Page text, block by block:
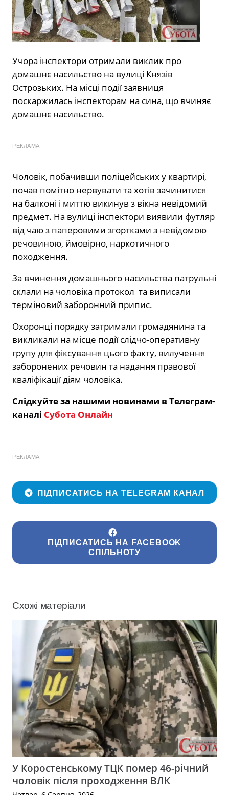
Учора інспектори отримали виклик про
домашнє насильство на вулиці Князів
Острозьких. На місці події заявниця
поскаржилась інспекторам на сина, що вчиняє
домашнє насильство.
РЕКЛАМА
Чоловік, побачивши поліцейських у квартирі,
почав помітно нервувати та хотів зачинитися
на балконі і миттю викинув з вікна невідомий
предмет. На вулиці інспектори виявили футляр
від чаю з паперовими згортками з невідомою
речовиною, ймовірно, наркотичного
походження.
За вчинення домашнього насильства патрульні
склали на чоловіка протокол та виписали
терміновий заборонний припис.
Охоронці порядку затримали громадянина та
викликали на місце події слідчо-оперативну
групу для фіксування цього факту, вилучення
заборонених речовин та надання правової
кваліфікації діям чоловіка.
Слідкуйте за нашими новинами в Телеграм-
каналі Субота Онлайн
РЕКЛАМА
ПІДПИСАТИСЬ НА TELEGRAM КАНАЛ
ПІДПИСАТИСЬ НА FACEBOOK
СПІЛЬНОТУ
Схожі матеріали
У Коростенському ТЦК помер 46-річний
чоловік після проходження ВЛК